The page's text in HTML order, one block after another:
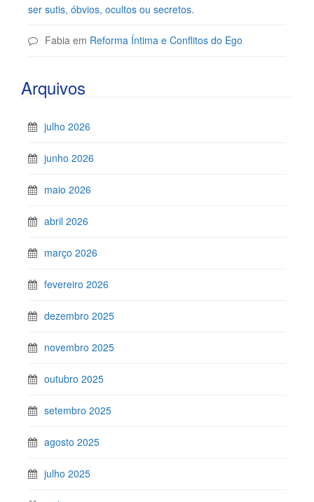
ser sutis, óbvios, ocultos ou secretos.
Fabia em Reforma Íntima e Conflitos do Ego
Arquivos
julho 2026
junho 2026
maio 2026
abril 2026
março 2026
fevereiro 2026
dezembro 2025
novembro 2025
outubro 2025
setembro 2025
agosto 2025
julho 2025